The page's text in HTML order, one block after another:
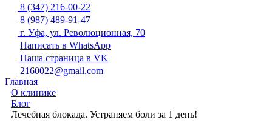
8 (347) 216-00-22
8 (987) 489-91-47
г. Уфа, ул. Революционная, 70
Написать в WhatsApp
Наша страница в VK
2160022@gmail.com
Главная
О клинике
Блог
Лечебная блокада. Устраняем боли за 1 день!